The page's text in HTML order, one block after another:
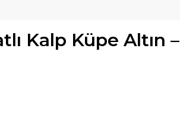
Kalp Küpe Altın –